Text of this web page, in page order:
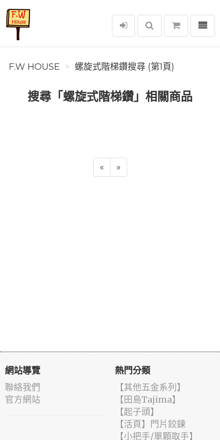
F.W House
選單
F.W HOUSE 螺旋式階梯鑽搜尋 (第1頁)
搜尋「螺旋式階梯鑽」相關商品
« »
網站導覽
聯絡我們
官方網站
熱門分類
【其他五金系列】
【田島Tajima】
【起子頭】
【活頁】門片鉸鍊
【小把手/單顆取手】